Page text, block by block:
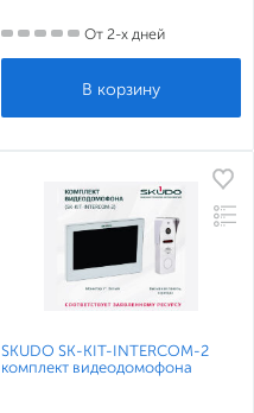
От 2-х дней
SKUDO SK-KIT-INTERCOM-2
комплект видеодомофона